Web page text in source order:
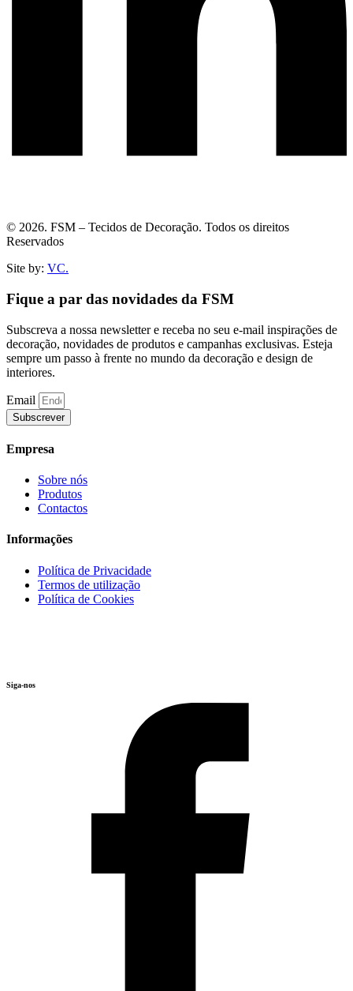
© 2026. FSM – Tecidos de Decoração. Todos os direitos
Reservados
Site by: VC.
Fique a par das novidades da FSM
Subscreva a nossa newsletter e receba no seu e-mail inspirações de
decoração, novidades de produtos e campanhas exclusivas. Esteja
sempre um passo à frente no mundo da decoração e design de
interiores.
Email
Subscrever
Empresa
Sobre nós
Produtos
Contactos
Informações
Política de Privacidade
Termos de utilização
Política de Cookies
Siga-nos